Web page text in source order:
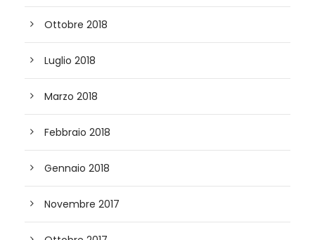
Ottobre 2018
Luglio 2018
Marzo 2018
Febbraio 2018
Gennaio 2018
Novembre 2017